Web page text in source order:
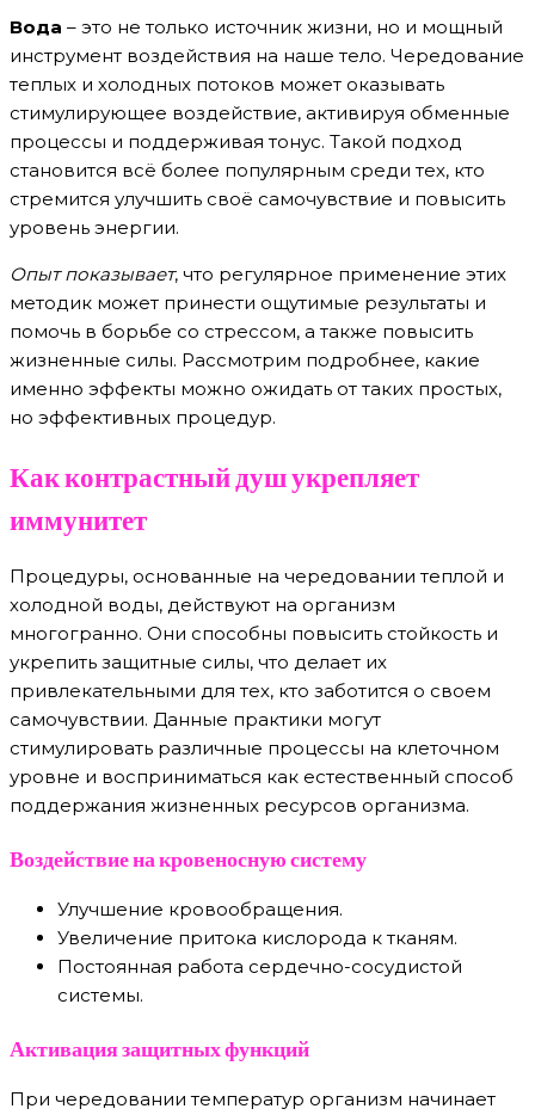
Вода – это не только источник жизни, но и мощный
инструмент воздействия на наше тело. Чередование
теплых и холодных потоков может оказывать
стимулирующее воздействие, активируя обменные
процессы и поддерживая тонус. Такой подход
становится всё более популярным среди тех, кто
стремится улучшить своё самочувствие и повысить
уровень энергии.
Опыт показывает, что регулярное применение этих
методик может принести ощутимые результаты и
помочь в борьбе со стрессом, а также повысить
жизненные силы. Рассмотрим подробнее, какие
именно эффекты можно ожидать от таких простых,
но эффективных процедур.
Как контрастный душ укрепляет
иммунитет
Процедуры, основанные на чередовании теплой и
холодной воды, действуют на организм
многогранно. Они способны повысить стойкость и
укрепить защитные силы, что делает их
привлекательными для тех, кто заботится о своем
самочувствии. Данные практики могут
стимулировать различные процессы на клеточном
уровне и восприниматься как естественный способ
поддержания жизненных ресурсов организма.
Воздействие на кровеносную систему
Улучшение кровообращения.
Увеличение притока кислорода к тканям.
Постоянная работа сердечно-сосудистой
системы.
Активация защитных функций
При чередовании температур организм начинает